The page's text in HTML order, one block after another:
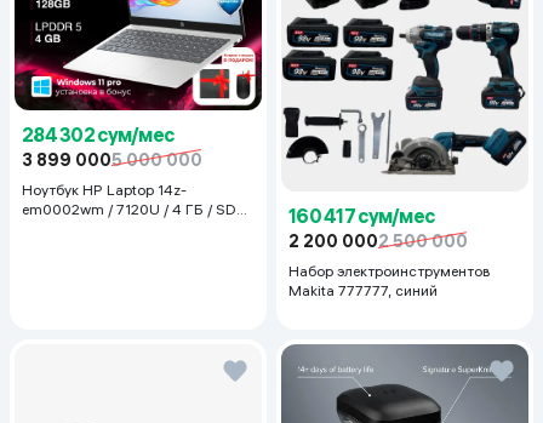
284 302 сум/мес
3 899 0005 000 000
Ноутбук HP Laptop 14z-
em0002wm / 7120U / 4 ГБ / SDD
160 417 сум/мес
2 200 0002 500 000
Набор электроинструментов
Makita 777777, синий